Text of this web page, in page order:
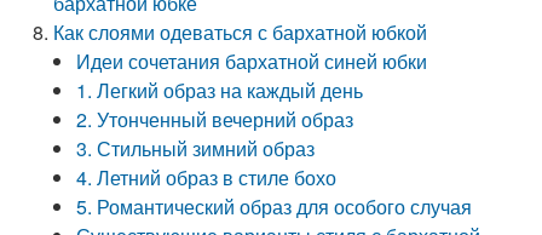
Как слоями одеваться с бархатной юбкой
Идеи сочетания бархатной синей юбки
1. Легкий образ на каждый день
2. Утонченный вечерний образ
3. Стильный зимний образ
4. Летний образ в стиле бохо
5. Романтический образ для особого случая